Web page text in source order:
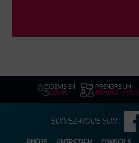
DEVIS EN
LIGNE
PRENDRE UN
RENDEZ-VOUS
SUIVEZ-NOUS SUR :